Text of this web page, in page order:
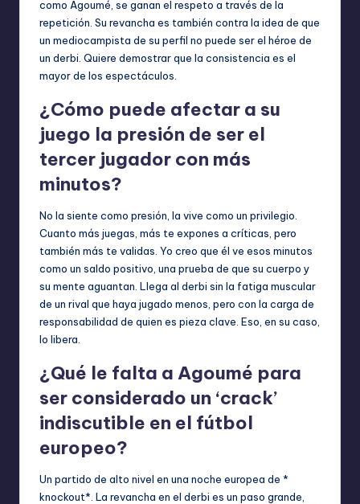
como Agoumé, se ganan el respeto a través de la
repetición. Su revancha es también contra la idea de que
un mediocampista de su perfil no puede ser el héroe de
un derbi. Quiere demostrar que la consistencia es el
mayor de los espectáculos.
¿Cómo puede afectar a su
juego la presión de ser el
tercer jugador con más
minutos?
No la siente como presión, la vive como un privilegio.
Cuanto más juegas, más te expones a críticas, pero
también más te validas. Yo creo que él ve esos minutos
como un saldo positivo, una prueba de que su cuerpo y
su mente aguantan. Llega al derbi sin la fatiga muscular
de un rival que haya jugado menos, pero con la carga de
responsabilidad de quien es pieza clave. Eso, en su caso,
lo libera.
¿Qué le falta a Agoumé para
ser considerado un ‘crack’
indiscutible en el fútbol
europeo?
Un partido de alto nivel en una noche europea de *
knockout*. La revancha en el derbi es un paso grande,